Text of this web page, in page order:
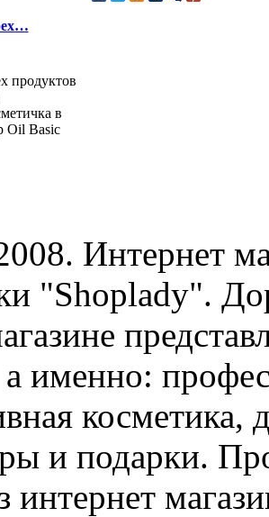
продуктов
в
Oil Basic
Интернет
"Shoplady".
а именно:
косметика,
и подарки.
интернет